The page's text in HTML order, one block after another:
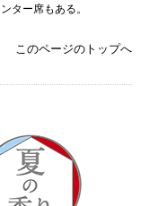
ター席もある。
このページのトップへ